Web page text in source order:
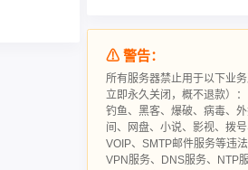
⚠ 警告：
所有服务器禁止用于以下业务
立即永久关闭，概不退款）：
钓鱼、黑客、爆破、病毒、
间、网盘、小说、影视、拨号
VOIP、SMTP邮件服务等违
VPN服务、DNS服务、NTP